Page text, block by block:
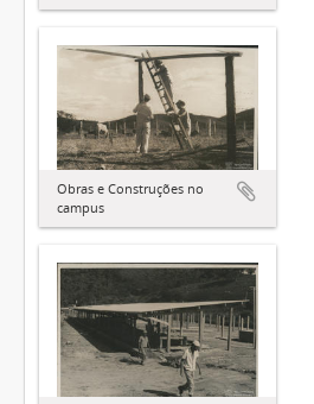
Obras e Construções no
campus